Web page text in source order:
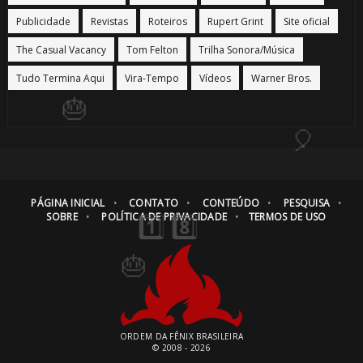
Publicidade Revistas Roteiros Rupert Grint Site oficial
The Casual Vacancy Tom Felton Trilha Sonora/Música
Tudo Termina Aqui Vira-Tempo Vídeos Warner Bros.
PÁGINA INICIAL CONTATO CONTEÚDO
PESQUISA
SOBRE
POLÍTICA DE PRIVACIDADE TERMOS DE USO
ORDEM DA FÊNIX BRASILEIRA
© 2008 - 2026
🎂